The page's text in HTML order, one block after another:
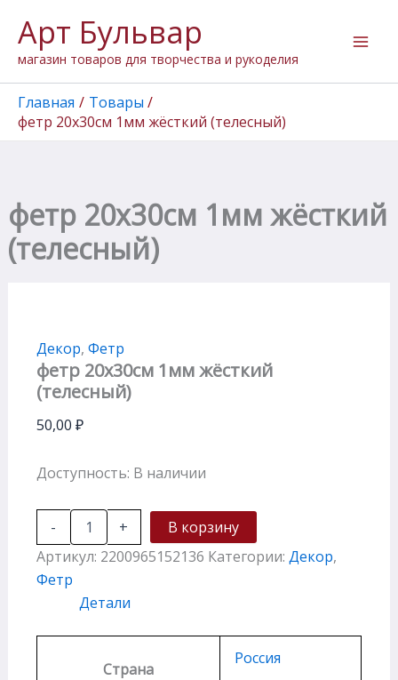
содержимому
Арт Бульвар
магазин товаров для творчества и рукоделия
Главная
Товары
фетр 20х30см 1мм жёсткий (телесный)
фетр 20х30см 1мм жёсткий
(телесный)
Декор, Фетр
фетр 20х30см 1мм жёсткий
(телесный)
50,00 ₽
Доступность: В наличии
-
товара
фетр
20х30см
1мм
жёсткий
(телесный)
+
В корзину
Артикул: 2200965152136 Категории: Декор,
Фетр
Детали
Страна
Россия